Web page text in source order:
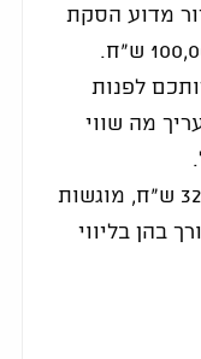
מדוע הסקת
לפנות
מה שווי
אציין כי תביעות ששווין עד 32,000 ש"ח, מוגשות
בהן בליווי